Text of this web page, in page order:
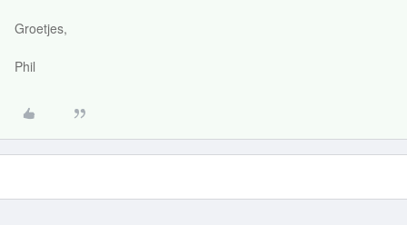
Groetjes,
Phil